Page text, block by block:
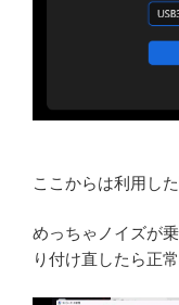
ここからは利用し
めっちゃノイズが
り付け直したら正